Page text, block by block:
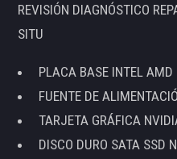
REVISIÓN DIAGNÓSTICO
SITU
PLACA BASE INTEL AMD
FUENTE DE
TARJETA GRÁFICA
DISCO DURO SATA SSD